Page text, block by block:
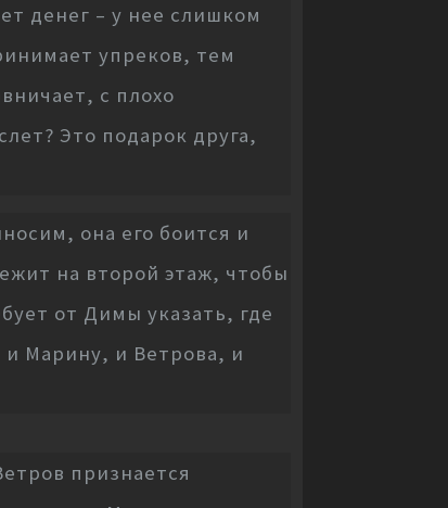
денег – у нее слишком
упреков, тем
с плохо
Это подарок друга,
она его боится и
на второй этаж, чтобы
от Димы указать, где
и Марину, и Ветрова, и
признается